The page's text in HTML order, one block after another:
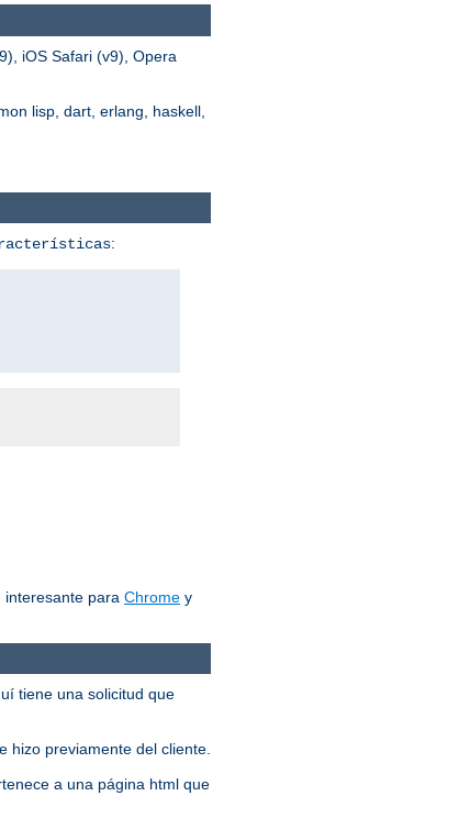
iOS Safari (v9), Opera
lisp, dart, erlang, haskell,
:
interesante para Chrome y
tiene una solicitud que
hizo previamente del cliente.
a una página html que